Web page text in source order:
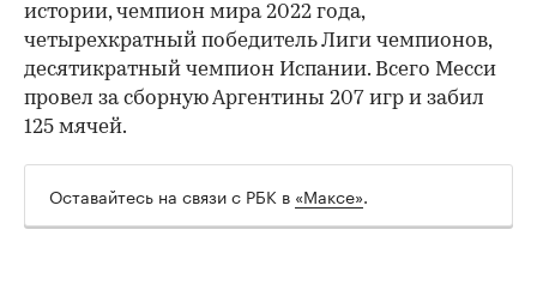
истории, чемпион мира 2022 года,
четырехкратный победитель Лиги чемпионов,
десятикратный чемпион Испании. Всего Месси
провел за сборную Аргентины 207 игр и забил
125 мячей.
Оставайтесь на связи с РБК в «Максе».